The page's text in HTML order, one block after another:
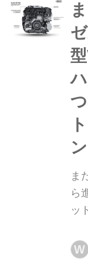
市
ま
ら
ッ
ウ
イ
W